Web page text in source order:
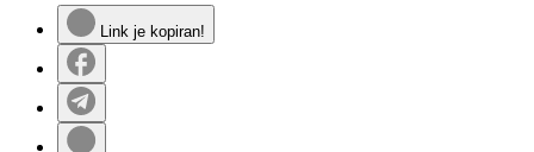
Link je kopiran!